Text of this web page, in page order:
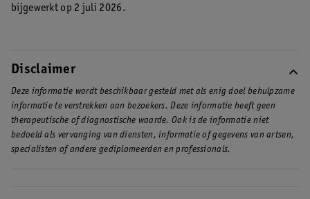
bijgewerkt op 2 juli 2026.
Disclaimer
Deze informatie wordt beschikbaar gesteld met als enig doel behulpzame
informatie te verstrekken aan bezoekers. Deze informatie heeft geen
therapeutische of diagnostische waarde. Ook is de informatie niet
bedoeld als vervanging van diensten, informatie of gegevens van artsen,
specialisten of andere gediplomeerden en professionals.